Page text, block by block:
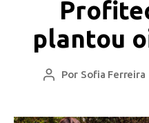
plantou
Por Sofia Ferreira